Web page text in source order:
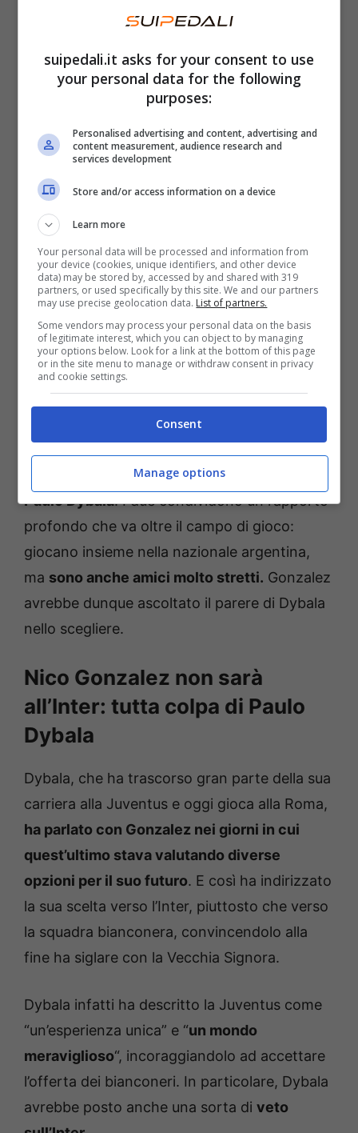
Che cosa è successo in
Nico Gonzales e l’affare
saltato con l’Inter: che cosa è
successo
L’addio alla Fiorentina è stato difficile per
Gonzalez, per cui è stato doloroso lasciare la
città dove ha giocato per molti anni e dove è
cresciuto. Tuttavia, la possibilità di giocare
per una squadra di primo piano come la
Juventus è stata una sfida personale molto
intrigante e alla fine ha scelto di trasferirsi a
Torino.Tra le opzioni che erano balenate
lo zampino di un altro giocatore, ovvero di
Paulo Dybala. I due condividono un rapporto
profondo che va oltre il campo di gioco:
giocano insieme nella nazionale argentina,
ma sono anche amici molto stretti. Gonzalez
avrebbe dunque ascoltato il parere di Dybala
nello scegliere.
Nico Gonzalez non sarà
all’Inter: tutta colpa di Paulo
Dybala
Dybala, che ha trascorso gran parte della sua
carriera alla Juventus e oggi gioca alla Roma,
ha parlato con Gonzalez nei giorni in cui
quest’ultimo stava valutando diverse
opzioni per il suo futuro. E così ha indirizzato
la sua scelta verso l’Inter, piuttosto che verso
la squadra bianconera, convincendolo alla
fine ha siglare con la Vecchia Signora.
Dybala infatti ha descritto la Juventus come
“un’esperienza unica” e “un mondo
meraviglioso“, incoraggiandolo ad accettare
l’offerta dei bianconeri. In particolare, Dybala
avrebbe posto anche una sorta di veto
suipedali.it asks for your consent to use
your personal data for the following
purposes:
Personalised advertising and content, advertising and
content measurement, audience research and
services development
Store and/or access information on a device
Learn more
Your personal data will be processed and information from
your device (cookies, unique identifiers, and other device
data) may be stored by, accessed by and shared with 319
partners, or used specifically by this site. We and our partners
may use precise geolocation data. List of partners.
Some vendors may process your personal data on the basis
of legitimate interest, which you can object to by managing
your options below. Look for a link at the bottom of this page
or in the site menu to manage or withdraw consent in privacy
and cookie settings.
Consent
Manage options